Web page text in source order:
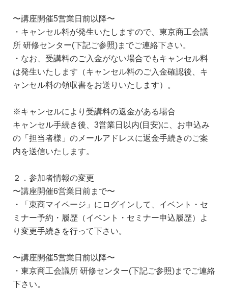
〜講座開催5営業日前以降〜
・キャンセル料が発生いたしますので、東京商工会議
所 研修センター(下記ご参照)までご連絡下さい。
・なお、受講料のご入金がない場合でもキャンセル料
は発生いたします（キャンセル料のご入金確認後、キ
ャンセル料の領収書をお送りいたします）。
※キャンセルにより受講料の返金がある場合
キャンセル手続き後、3営業日以内(目安)に、お申込み
の「担当者様」のメールアドレスに返金手続きのご案
内を送信いたします。
２．参加者情報の変更
〜講座開催6営業日前まで〜
・「東商マイページ」にログインして、イベント・セ
ミナー予約・履歴（イベント・セミナー申込履歴）よ
り変更手続きを行って下さい。
〜講座開催5営業日前以降〜
・東京商工会議所 研修センター(下記ご参照)までご連絡
下さい。